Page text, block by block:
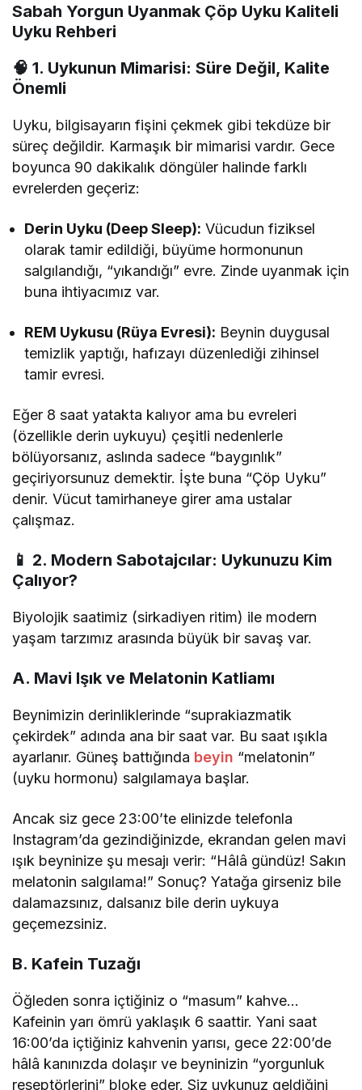
Sabah Yorgun Uyanmak Çöp Uyku Kaliteli
Uyku Rehberi
🧠 1. Uykunun Mimarisi: Süre Değil, Kalite
Önemli
Uyku, bilgisayarın fişini çekmek gibi tekdüze bir
süreç değildir. Karmaşık bir mimarisi vardır. Gece
boyunca 90 dakikalık döngüler halinde farklı
evrelerden geçeriz:
Derin Uyku (Deep Sleep): Vücudun fiziksel
olarak tamir edildiği, büyüme hormonunun
salgılandığı, “yıkandığı” evre. Zinde uyanmak için
buna ihtiyacımız var.
REM Uykusu (Rüya Evresi): Beynin duygusal
temizlik yaptığı, hafızayı düzenlediği zihinsel
tamir evresi.
Eğer 8 saat yatakta kalıyor ama bu evreleri
(özellikle derin uykuyu) çeşitli nedenlerle
bölüyorsanız, aslında sadece “baygınlık”
geçiriyorsunuz demektir. İşte buna “Çöp Uyku”
denir. Vücut tamirhaneye girer ama ustalar
çalışmaz.
📱 2. Modern Sabotajcılar: Uykunuzu Kim
Çalıyor?
Biyolojik saatimiz (sirkadiyen ritim) ile modern
yaşam tarzımız arasında büyük bir savaş var.
A. Mavi Işık ve Melatonin Katliamı
Beynimizin derinliklerinde “suprakiazmatik
çekirdek” adında ana bir saat var. Bu saat ışıkla
ayarlanır. Güneş battığında beyin “melatonin”
(uyku hormonu) salgılamaya başlar.
Ancak siz gece 23:00’te elinizde telefonla
Instagram’da gezindiğinizde, ekrandan gelen mavi
ışık beyninize şu mesajı verir: “Hâlâ gündüz! Sakın
melatonin salgılama!” Sonuç? Yatağa girseniz bile
dalamazsınız, dalsanız bile derin uykuya
geçemezsiniz.
B. Kafein Tuzağı
Öğleden sonra içtiğiniz o “masum” kahve…
Kafeinin yarı ömrü yaklaşık 6 saattir. Yani saat
16:00’da içtiğiniz kahvenin yarısı, gece 22:00’de
hâlâ kanınızda dolaşır ve beyninizin “yorgunluk
reseptörlerini” bloke eder. Siz uykunuz geldiğini